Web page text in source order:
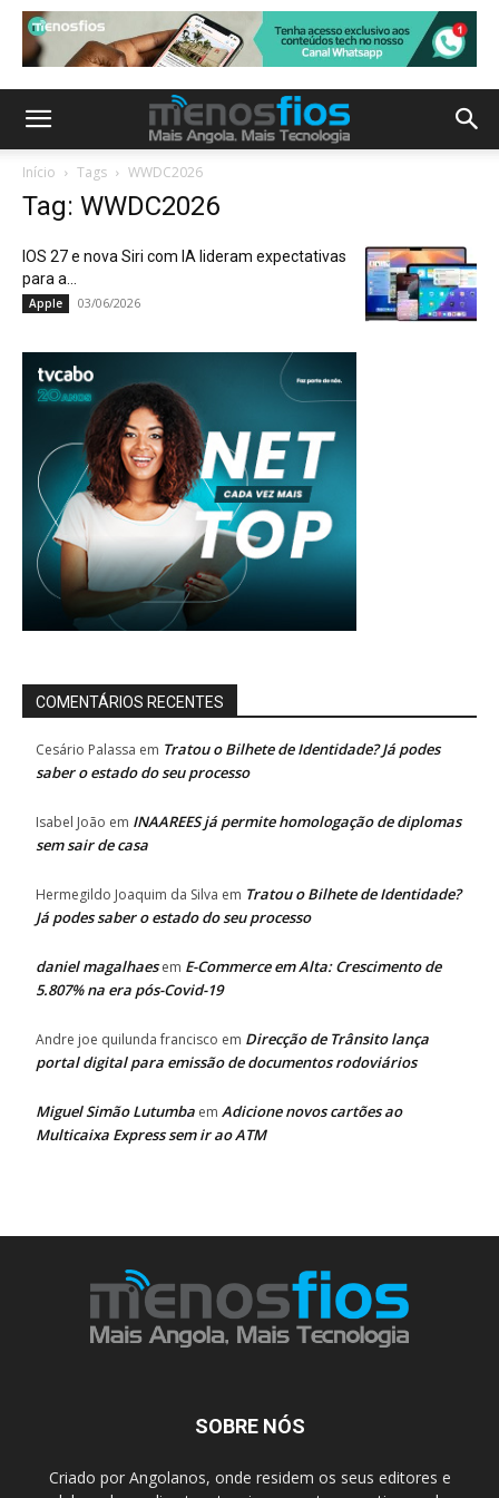
Início Tags WWDC2026
Tag: WWDC2026
IOS 27 e nova Siri com IA lideram expectativas
para a...
Apple 03/06/2026
COMENTÁRIOS RECENTES
Cesário Palassa em Tratou o Bilhete de Identidade? Já podes
saber o estado do seu processo
Isabel João em INAAREES já permite homologação de diplomas
sem sair de casa
Hermegildo Joaquim da Silva em Tratou o Bilhete de Identidade?
Já podes saber o estado do seu processo
daniel magalhaesem E-Commerce em Alta: Crescimento de
5.807% na era pós-Covid-19
Andre joe quilunda francisco em Direcção de Trânsito lança
portal digital para emissão de documentos rodoviários
Miguel Simão Lutumba em Adicione novos cartões ao
Multicaixa Express sem ir ao ATM
SOBRE NÓS
Criado por Angolanos, onde residem os seus editores e